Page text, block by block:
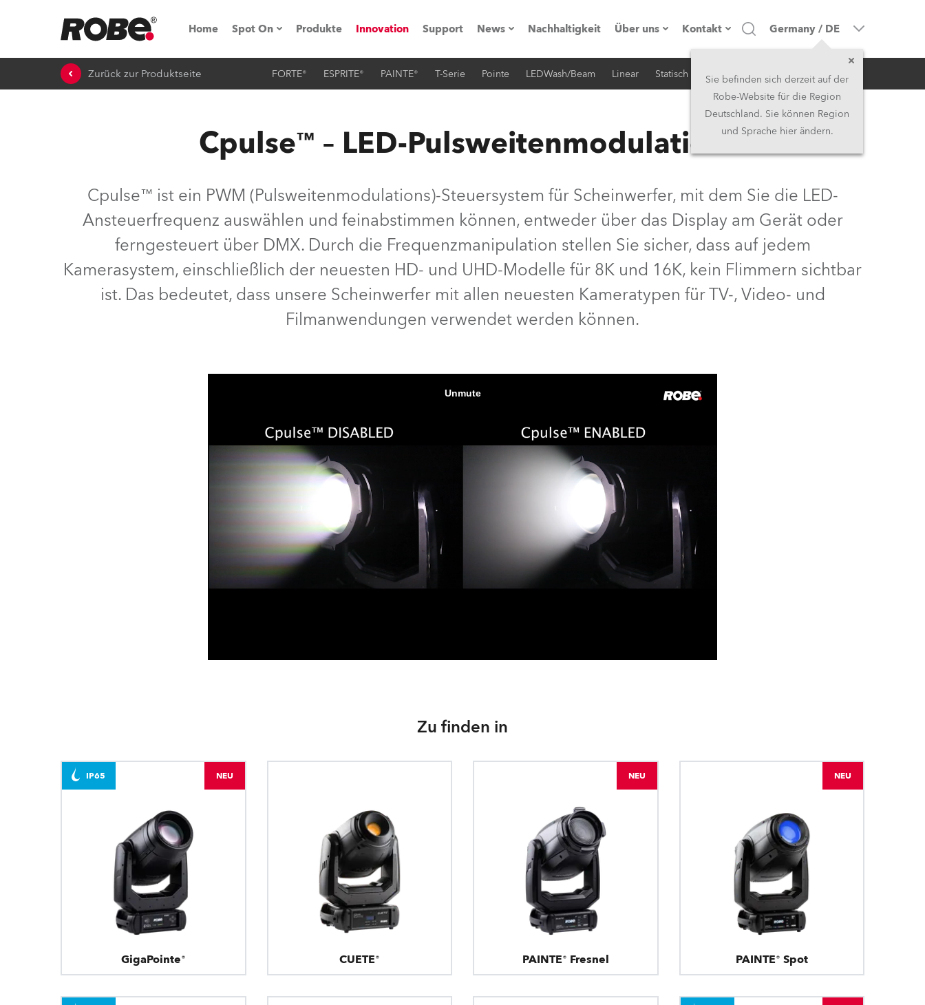
Home Spot On
Messen & Events
NRG (Next Robe Generation)
iSeries
Tipps, Tricks und Tutorials
RoboSpot Tutorials
Robe On Location
Robe Maritime
Avolites Deutschland
Produkte Innovation Support News
Pressemitteilungen
Nachhaltigkeit Über uns
Firmenprofil
Made in the EU
Eigentümer
Jobs
Kariéra (CZ)
Kontakt
Hauptsitz
Hauptsitz & Werk
Mittlerer Osten
Asien & Pazifikregion
Irland
Germany / DE
Sie befinden sich derzeit auf der
Robe-Website für die Region
Deutschland. Sie können Region
und Sprache hier ändern.
Zurück zur Produktseite FORTE® ESPRITE® PAINTE® T-Serie Pointe LEDWash/Beam Linear Statisch iSerie Architektur
Cpulse™ – LED-Pulsweitenmodulation
Cpulse™ ist ein PWM (Pulsweitenmodulations)-Steuersystem für Scheinwerfer, mit dem Sie die LED-
Ansteuerfrequenz auswählen und feinabstimmen können, entweder über das Display am Gerät oder
ferngesteuert über DMX. Durch die Frequenzmanipulation stellen Sie sicher, dass auf jedem
Kamerasystem, einschließlich der neuesten HD- und UHD-Modelle für 8K und 16K, kein Flimmern sichtbar
ist. Das bedeutet, dass unsere Scheinwerfer mit allen neuesten Kameratypen für TV-, Video- und
Filmanwendungen verwendet werden können.
Zu finden in
GigaPointe®
IP65 NEU
CUETE® PAINTE® Fresnel
NEU
PAINTE® Spot
NEU